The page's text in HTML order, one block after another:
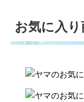
お気に入り